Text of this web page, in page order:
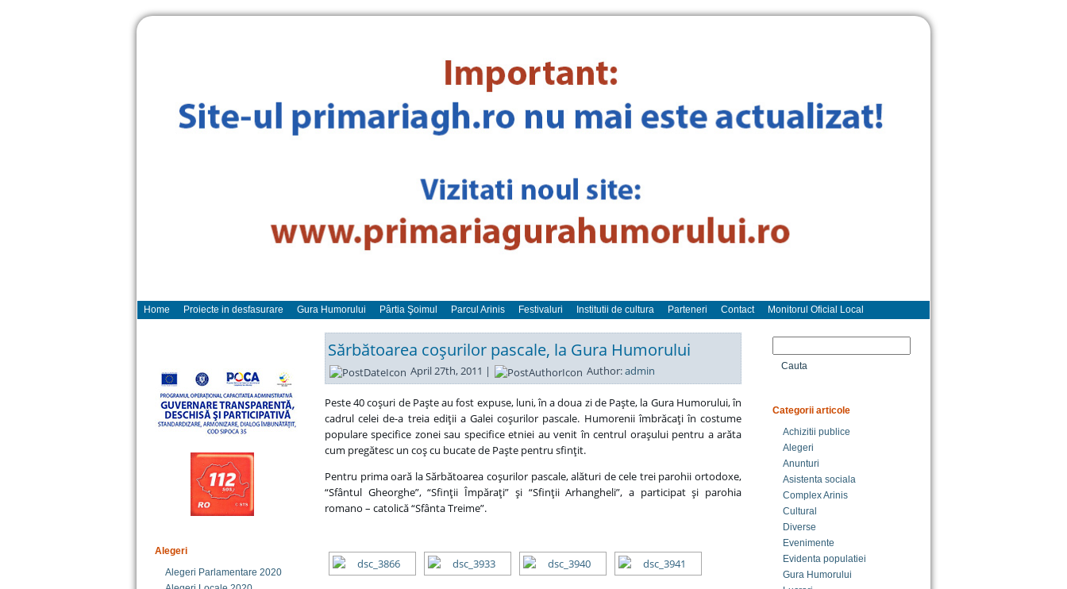
Home Proiecte in desfasurare Gura Humorului Pârtia Şoimul Parcul Arinis Festivaluri Institutii de cultura Parteneri Contact Monitorul Oficial Local
Alegeri
Alegeri Parlamentare 2020
Sărbătoarea coşurilor pascale, la Gura Humorului
April 27th, 2011 | Author:admin
Peste 40 coşuri de Paşte au fost expuse, luni, în a doua zi de Paşte, la Gura Humorului, în
cadrul celei de-a treia ediţii a Galei coşurilor pascale. Humorenii îmbrăcaţi în costume
populare specifice zonei sau specifice etniei au venit în centrul oraşului pentru a arăta
cum pregătesc un coş cu bucate de Paşte pentru sfinţit.
Pentru prima oară la Sărbătoarea coşurilor pascale, alături de cele trei parohii ortodoxe,
“Sfântul Gheorghe”, “Sfinţii Împăraţi” şi “Sfinţii Arhangheli”, a participat şi parohia
romano – catolică “Sfânta Treime”.
Cauta
Categorii articole
Achizitii publice
Alegeri
Anunturi
Asistenta sociala
Complex Arinis
Cultural
Diverse
Evenimente
Evidenta populatiei
Gura Humorului